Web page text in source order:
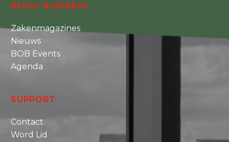
REGIO BUSINESS
Zakenmagazines
Nieuws
BOB Events
Agenda
SUPPORT
Contact
Word Lid